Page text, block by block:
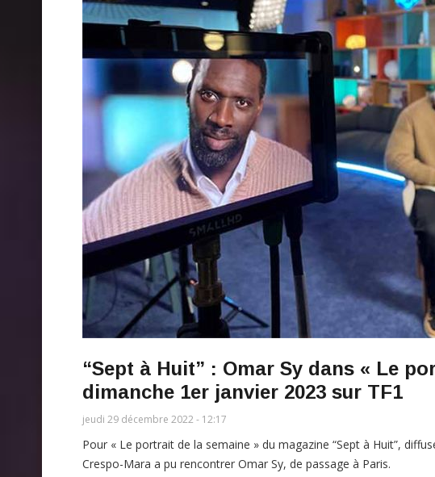
“Sept à Huit” : Omar Sy dans « Le
dimanche 1er janvier 2023 sur TF1
jeudi 29 décembre 2022 - 12:17
Pour « Le portrait de la semaine » du magazine “Sept à Huit”,
Crespo-Mara a pu rencontrer Omar Sy, de passage à Paris.